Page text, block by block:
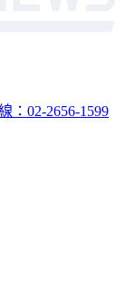
：02-2656-1599